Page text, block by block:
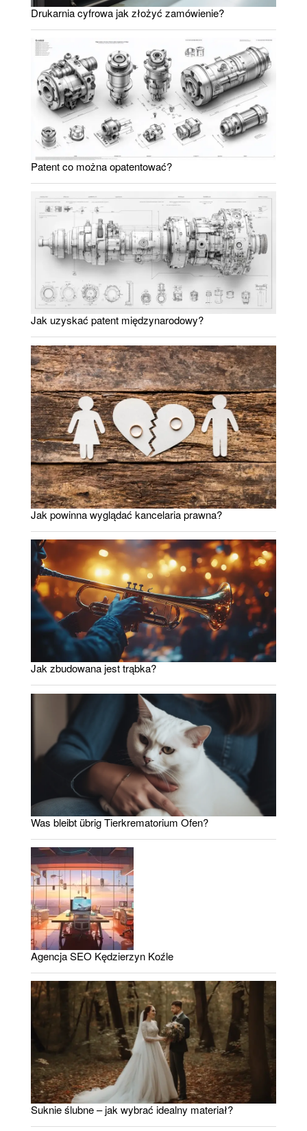
Drukarnia cyfrowa jak złożyć zamówienie?
Patent co można opatentować?
Jak uzyskać patent międzynarodowy?
Jak powinna wyglądać kancelaria prawna?
Jak zbudowana jest trąbka?
Was bleibt übrig Tierkrematorium Ofen?
Agencja SEO Kędzierzyn Koźle
Suknie ślubne – jak wybrać idealny materiał?